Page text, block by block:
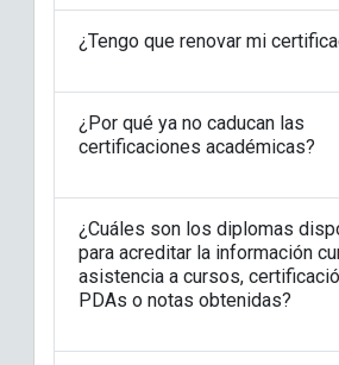
¿Tengo que renovar mi
¿Por qué ya no caducan las
certificaciones académicas?
¿Cuáles son los diplomas
para acreditar la información
asistencia a cursos,
PDAs o notas obtenidas?